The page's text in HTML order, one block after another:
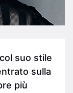
suo stile
sulla
più